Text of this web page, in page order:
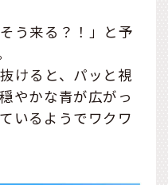
う来る？！」と予
けると、パッと視
やかな青が広がっ
いるようでワクワ